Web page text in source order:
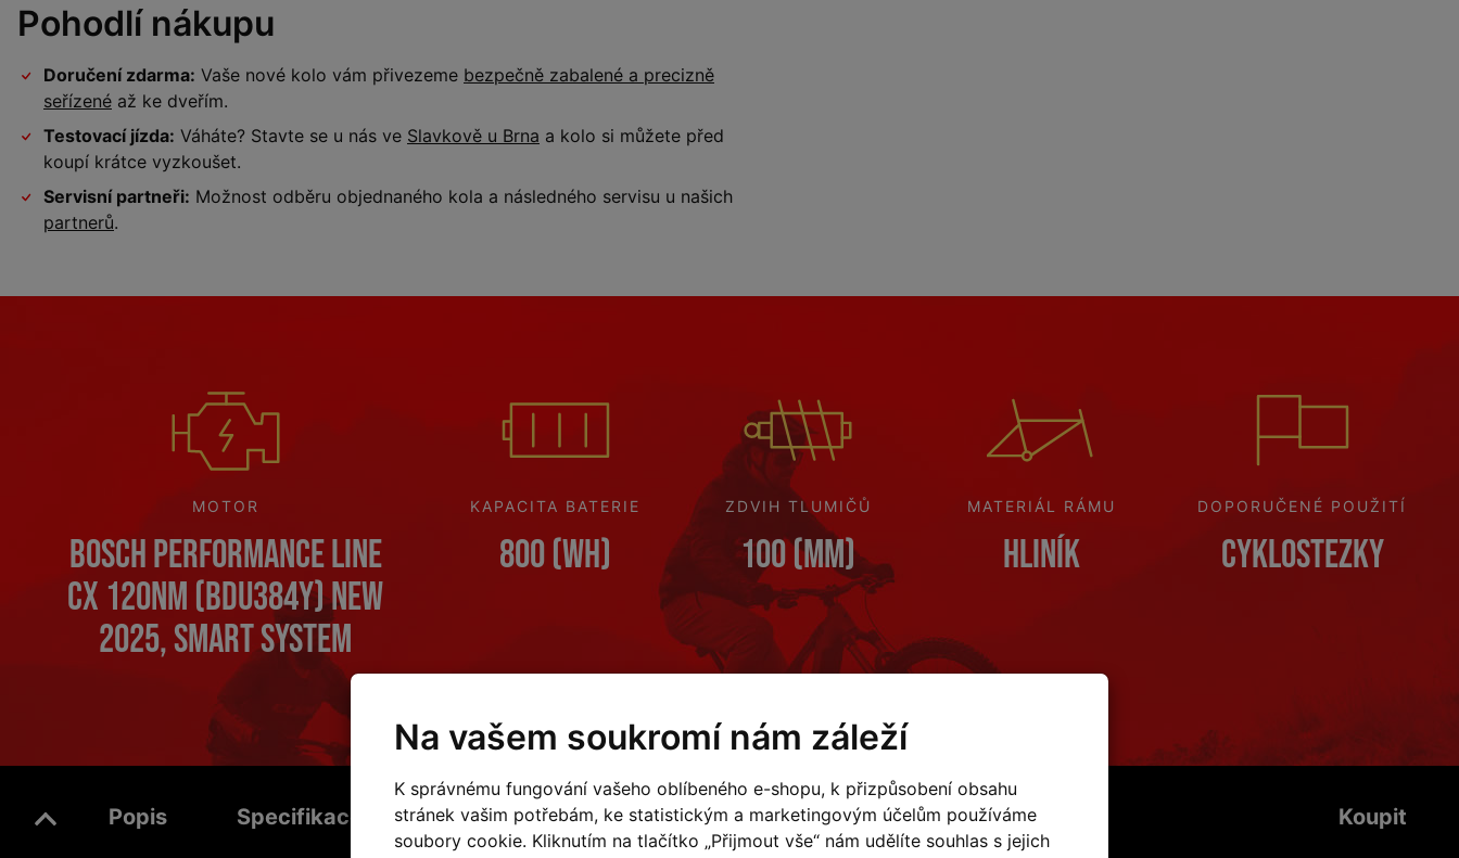
Pohodlí nákupu
Doručení zdarma: Vaše nové kolo vám přivezeme bezpečně zabalené a precizně
seřízené až ke dveřím.
Testovací jízda: Váháte? Stavte se u nás ve Slavkově u Brna a kolo si můžete před
koupí krátce vyzkoušet.
Servisní partneři: Možnost odběru objednaného kola a následného servisu u našich
partnerů.
MOTOR
Bosch Performance Line
CX 120Nm (BDU384Y) NEW
2025, Smart System
KAPACITA BATERIE
800 (Wh)
ZDVIH TLUMIČŮ
100 (mm)
MATERIÁL RÁMU
Hliník
DOPORUČENÉ POUŽITÍ
Cyklostezky
Popis Specifikace Dotazy (0) Koupit
Na vašem soukromí nám záleží
K správnému fungování vašeho oblíbeného e-shopu, k přizpůsobení obsahu
stránek vašim potřebám, ke statistickým a marketingovým účelům používáme
soubory cookie. Kliknutím na tlačítko „Přijmout vše“ nám udělíte souhlas s jejich